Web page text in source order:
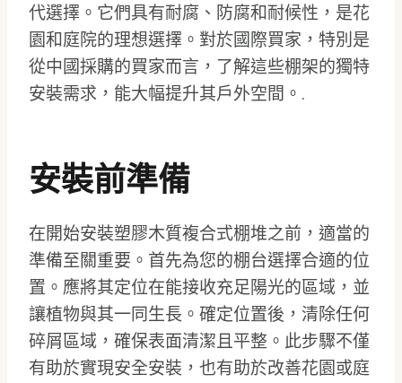
代選擇。它們具有耐腐、防腐和耐候性，是花
園和庭院的理想選擇。對於國際買家，特別是
從中國採購的買家而言，了解這些棚架的獨特
安裝需求，能大幅提升其戶外空間。.
安裝前準備
在開始安裝塑膠木質複合式棚堆之前，適當的
準備至關重要。首先為您的棚台選擇合適的位
置。應將其定位在能接收充足陽光的區域，並
讓植物與其一同生長。確定位置後，清除任何
碎屑區域，確保表面清潔且平整。此步驟不僅
有助於實現安全安裝，也有助於改善花園或庭